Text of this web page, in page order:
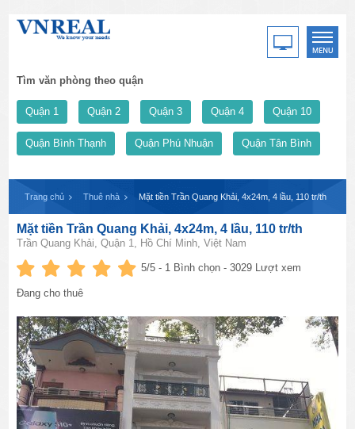
Tìm văn phòng theo quận
Quận 1 Quận 2 Quận 3 Quận 4 Quận 10
Quận Bình Thạnh Quận Phú Nhuận Quận Tân Bình
Trang chủ Thuê nhà Mặt tiền Trần Quang Khải, 4x24m, 4 lầu, 110 tr/th
Mặt tiền Trần Quang Khải, 4x24m, 4 lầu, 110 tr/th
Trần Quang Khải, Quận 1, Hồ Chí Minh, Việt Nam
5/5 - 1 Bình chọn - 3029 Lượt xem
Đang cho thuê